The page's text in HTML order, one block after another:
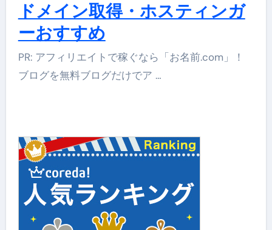
ドメイン取得・ホスティンガ
ーおすすめ
PR: アフィリエイトで稼ぐなら「お名前.com」！
ブログを無料ブログだけでア …